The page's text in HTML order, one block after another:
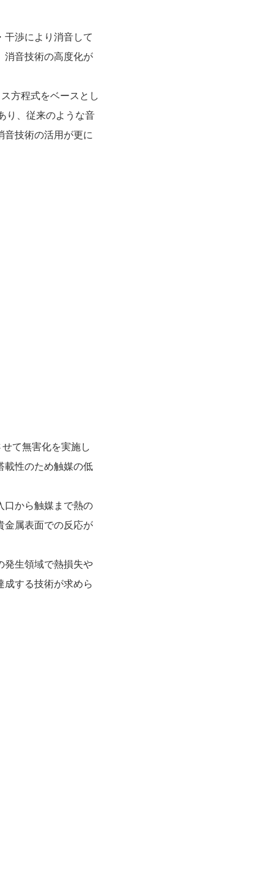
渉により消音して
消音技術の高度化が
方程式をベースとし
り、従来のような音
音技術の活用が更に
て無害化を実施し
載性のため触媒の低
口から触媒まで熱の
金属表面での反応が
発生領域で熱損失や
する技術が求めら